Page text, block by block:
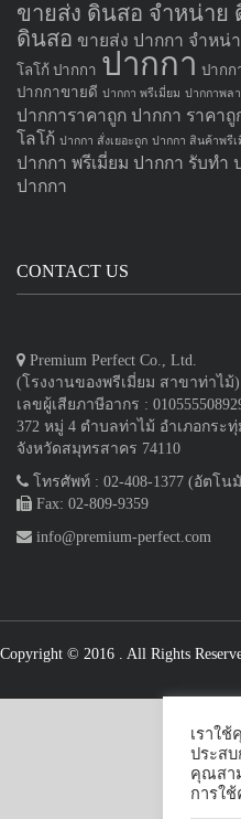
ขายส่ง ดินสอ จำหน่าย
ดินสอ ขายส่ง ปากกา จำหน่
โลโก้ ปากกา ปากกา ปากก
ปากกาขายดี ปากกา พรีเมี่ยม ปากกาพล
ปากการาคาถูก ปากกา ราคาถู
โลโก้ ปากกา สั่งเยอะถูก ปากกา สินค้าพรีเ
ปากกา พรีเมี่ยม ปากกา รับทำ
ปากกา
CONTACT US
Premium Perfect Co., Ltd.
(โรงงานของพรีเมี่ยม สาขาท่าไม้)
เลขผู้เสียภาษีอากร :
372 หมู่ 4 ตำบลท่าไม้ อำเภอกระ
จังหวัดสมุทรสาคร 74110
โทรศัพท์ : 02-408-1377 (อัตโน
Fax: 02-809-9359
info@premium-perfect.com
Copyright © 2016 . All Rights
เราใ
ประส
คุณสา
การใ